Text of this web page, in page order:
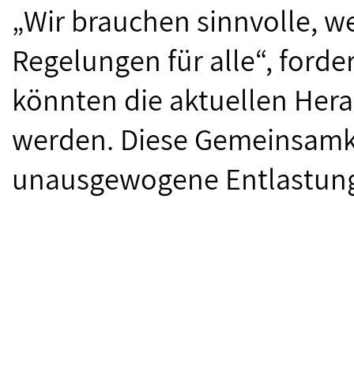
„Wir brauchen sinnvolle,
Regelungen für alle“,
könnten die aktuellen
werden. Diese
unausgewogene